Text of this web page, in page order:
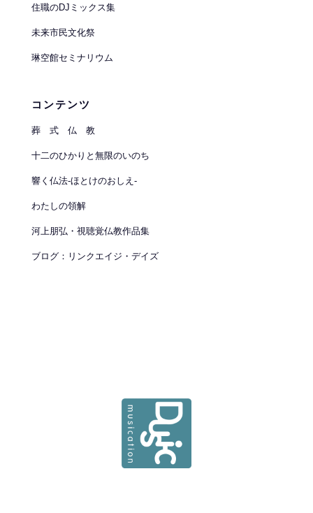
住職のDJミックス集
未来市民文化祭
琳空館セミナリウム
コンテンツ
葬 式 仏 教
十二のひかりと無限のいのち
響く仏法-ほとけのおしえ-
わたしの領解
河上朋弘・視聴覚仏教作品集
ブログ：リンクエイジ・デイズ